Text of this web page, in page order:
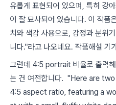
유롭게 표현되어 있으며, 특히 강
이 잘 묘사되어 있습니다. 이 작품
치와 색감 사용으로, 감정과 분위
니다."라고 나오네요. 작품해설 기
그런데 4:5 portrait 비율로 출력
는 건 여전합니다. "Here are
4:5 aspect ratio, featuring a